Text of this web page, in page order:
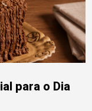
para o Dia